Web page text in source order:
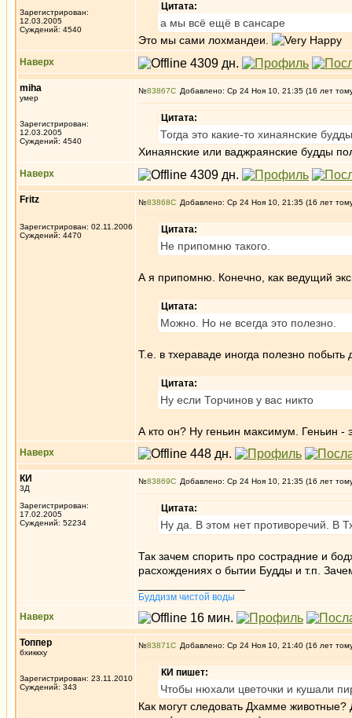
Зарегистрирован:
12.03.2005
Суждений: 4540
Цитата:
а мы всё ещё в сансаре
Это мы сами лохмандеи.
Наверх
miha
умер
Зарегистрирован:
12.03.2005
Суждений: 4540
№83867 Добавлено: Ср 24 Ноя 10, 21:35 (16 лет
Цитата:
Тогда это какие-то хинаянские
Хинаянские или ваджраянские будды
Наверх
Fritz
Зарегистрирован: 02.11.2006
Суждений: 4470
№83868 Добавлено: Ср 24 Ноя 10, 21:35 (16 лет
Цитата:
Не припомню такого.
А я припомню. Конечно, как ведущий
Цитата:
Можно. Но не всегда это полезно.
Т.е. в тхераваде иногда полезно побыть
Цитата:
Ну если Торчинов у вас никто
А кто он? Ну геньин максимум. Геньин -
Наверх
КИ
3Д
Зарегистрирован:
17.02.2005
Суждений: 52234
№83869 Добавлено: Ср 24 Ноя 10, 21:35 (16 лет
Цитата:
Ну да. В этом нет противоречий. В
Так зачем спорить про сострадние и
расхождениях о бытии Будды и т.п.
Буддизм чистой воды
Наверх
Топпер
бхиккху
Зарегистрирован: 23.11.2010
Суждений: 343
№83871 Добавлено: Ср 24 Ноя 10, 21:40 (16 лет
КИ пишет:
Чтобы нюхали цветочки и кушали
Как могут следовать Дхамме